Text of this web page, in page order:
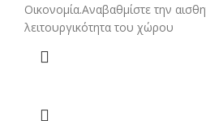
Οικονομία.Αναβαθμίστε την
λειτουργικότητα του χώρου